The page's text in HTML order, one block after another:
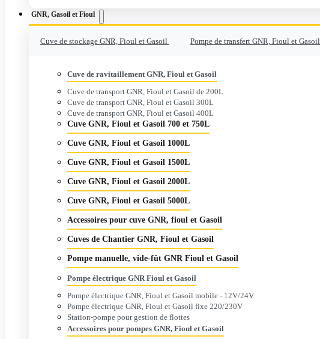
GNR, Gasoil et Fioul
Cuve de stockage GNR, Fioul et Gasoil Pompe de transfert GNR, Fioul et Gasoil
Cuve de ravitaillement GNR, Fioul et Gasoil
Cuve de transport GNR, Fioul et Gasoil de 200L
Cuve de transport GNR, Fioul et Gasoil 300L
Cuve de transport GNR, Fioul et Gasoil 400L
Cuve GNR, Fioul et Gasoil 700 et 750L
Cuve GNR, Fioul et Gasoil 1000L
Cuve GNR, Fioul et Gasoil 1500L
Cuve GNR, Fioul et Gasoil 2000L
Cuve GNR, Fioul et Gasoil 5000L
Accessoires pour cuve GNR, fioul et Gasoil
Cuves de Chantier GNR, Fioul et Gasoil
Pompe manuelle, vide-fût GNR Fioul et Gasoil
Pompe électrique GNR Fioul et Gasoil
Pompe électrique GNR, Fioul et Gasoil mobile - 12V/24V
Pompe électrique GNR, Fioul et Gasoil fixe 220/230V
Station-pompe pour gestion de flottes
Accessoires pour pompes GNR, Fioul et Gasoil